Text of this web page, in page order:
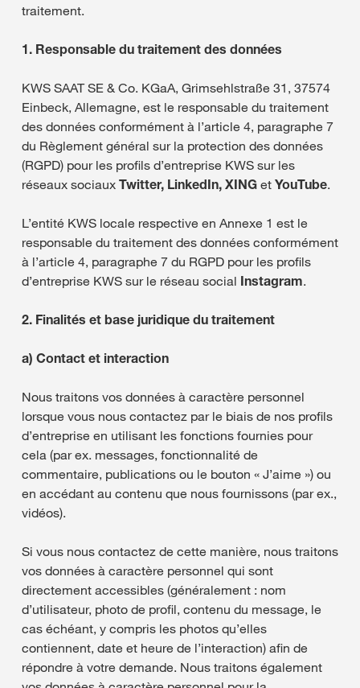
traitement.
1. Responsable du traitement des données
KWS SAAT SE & Co. KGaA, Grimsehlstraße 31, 37574
Einbeck, Allemagne, est le responsable du traitement
des données conformément à l’article 4, paragraphe 7
du Règlement général sur la protection des données
(RGPD) pour les profils d’entreprise KWS sur les
réseaux sociaux Twitter, LinkedIn, XING et YouTube.
L’entité KWS locale respective en Annexe 1 est le
responsable du traitement des données conformément
à l’article 4, paragraphe 7 du RGPD pour les profils
d’entreprise KWS sur le réseau social Instagram.
2. Finalités et base juridique du traitement
a) Contact et interaction
Nous traitons vos données à caractère personnel
lorsque vous nous contactez par le biais de nos profils
d’entreprise en utilisant les fonctions fournies pour
cela (par ex. messages, fonctionnalité de
commentaire, publications ou le bouton « J’aime ») ou
en accédant au contenu que nous fournissons (par ex.,
vidéos).
Si vous nous contactez de cette manière, nous traitons
vos données à caractère personnel qui sont
directement accessibles (généralement : nom
d’utilisateur, photo de profil, contenu du message, le
cas échéant, y compris les photos qu’elles
contiennent, date et heure de l’interaction) afin de
répondre à votre demande. Nous traitons également